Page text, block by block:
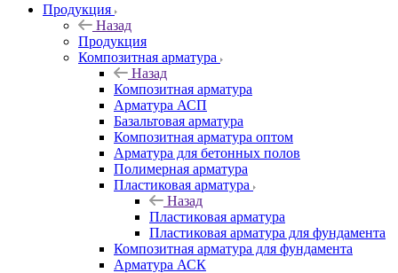
Продукция
Назад
Продукция
Композитная арматура
Назад
Композитная арматура
Арматура АСП
Базальтовая арматура
Композитная арматура оптом
Арматура для бетонных полов
Полимерная арматура
Пластиковая арматура
Назад
Пластиковая арматура
Пластиковая арматура для фундамента
Композитная арматура для фундамента
Арматура АСК